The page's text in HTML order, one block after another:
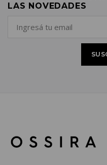
LAS NOVEDADES